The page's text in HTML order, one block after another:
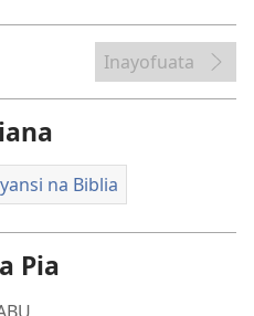
Inayofuata
na Biblia
Pia